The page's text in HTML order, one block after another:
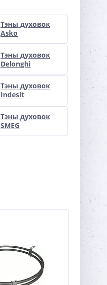
Тэны духовок
Asko
Тэны духовок
Delonghi
Тэны духовок
Indesit
Тэны духовок
SMEG